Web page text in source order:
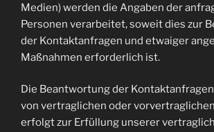
Medien) werden die Angaben der
Personen verarbeitet, soweit dies zur
der Kontaktanfragen und etwaiger
Maßnahmen erforderlich ist.
Die Beantwortung der
von vertraglichen oder
erfolgt zur Erfüllung unserer